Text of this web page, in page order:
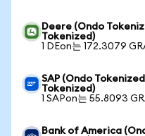
Deere (Ondo
Tokenized)
1 DEon는 172.3079
SAP (Ondo
Tokenized)
1 SAPon는 55.8093
Bank of America